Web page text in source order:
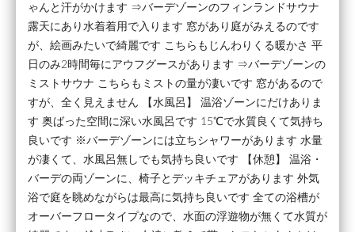
ゃんと汗がかけます ⇒バーデゾーンのフィンランドサウナ
露天にあり水着着用で入ります 窓があり庭がみえるのです
が、絵画みたいで綺麗です こちらもじんわりくる暖かさ 平
日のみ2時間毎にアウフグースがあります ⇒バーデゾーンの
ミストサウナ こちらもミストの量が凄いです 窓があるので
すが、全く見えません 【水風呂】 温浴ゾーンにだけありま
す 奥ばった空間に深い水風呂です 15℃で水質良くて気持ち
良いです ※バーデゾーンには立ちシャワーがあります 水量
が凄くて、水風呂無しでも気持ち良いです 【休憩】 温浴・
バーデの両ゾーンに、椅子とデッキチェアがあります 外気
浴で庭を眺めながらは最高に気持ち良いです 全ての浴槽が
オーバーフロータイプなので、水面の浮遊物が無くて水質が